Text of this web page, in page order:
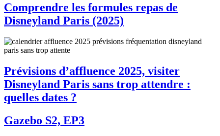
Comprendre les formules repas de
Disneyland Paris (2025)
Prévisions d’affluence 2025, visiter
Disneyland Paris sans trop attendre :
quelles dates ?
Gazebo S2, EP3